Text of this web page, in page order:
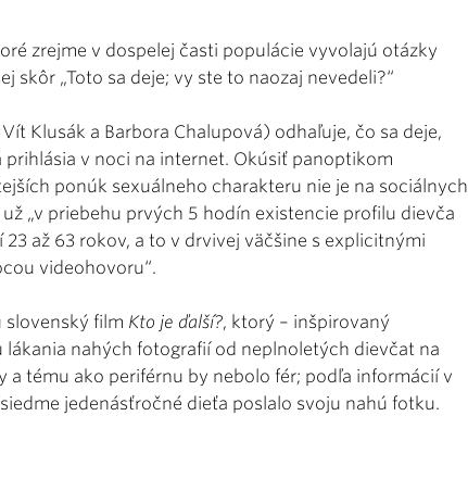
zrejme v dospelej časti populácie vyvolajú otázky
skôr „Toto sa deje; vy ste to naozaj nevedeli?“
Klusák a Barbora Chalupová) odhaľuje, čo sa deje,
v noci na internet. Okúsiť panoptikom
ponúk sexuálneho charakteru nie je na sociálnych
„v priebehu prvých 5 hodín existencie profilu dievča
až 63 rokov, a to v drvivej väčšine s explicitnými
videohovoru“.
slovenský film Kto je ďalší?, ktorý – inšpirovaný
nahých fotografií od neplnoletých dievčat na
tému ako periférnu by nebolo fér; podľa informácií v
jedenásťročné dieťa poslalo svoju nahú fotku.